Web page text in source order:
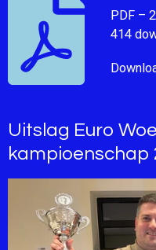
PDF –
414
Uitslag Euro
kampioenschap